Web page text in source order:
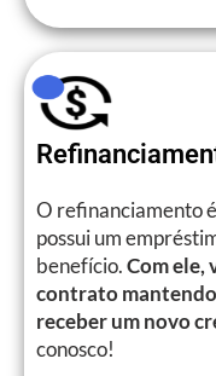
O refinanciamento
possui um
benefício.Com ele,
contrato
receber um novo
conosco!